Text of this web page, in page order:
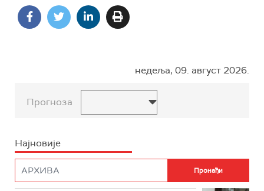
недеља, 09. август 2026.
Прогноза
Најновије